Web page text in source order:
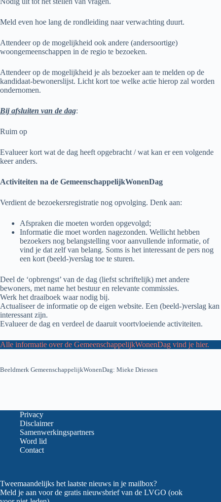
Meld even hoe lang de rondleiding naar verwachting duurt.
Attendeer op de mogelijkheid ook andere (andersoortige)
woongemeenschappen in de regio te bezoeken.
Attendeer op de mogelijkheid je als bezoeker aan te melden op de
kandidaat-bewonerslijst. Licht kort toe welke actie hierop zal worden
ondernomen.
Bij afsluiten van de dag:
Ruim op
Evalueer kort wat de dag heeft opgebracht / wat kan er een volgende
keer anders.
Activiteiten na de GemeenschappelijkWonenDag
Verdient de bezoekersregistratie nog opvolging. Denk aan:
Afspraken die moeten worden opgevolgd;
Informatie die moet worden nagezonden. Wellicht hebben
bezoekers nog belangstelling voor aanvullende informatie, of
vind je dat zelf van belang. Soms is het interessant de pers nog
een kort (beeld-)verslag toe te sturen.
Deel de ‘opbrengst’ van de dag (liefst schriftelijk) met andere
bewoners, met name het bestuur en relevante commissies.
Werk het draaiboek waar nodig bij.
Actualiseer de informatie op de eigen website. Een (beeld-)verslag kan
interessant zijn.
Evalueer de dag en verdeel de daaruit voortvloeiende activiteiten.
Alle informatie over de GemeenschappelijkWonenDag vind je hier.
Beeldmerk GemeenschappelijkWonenDag: Mieke Driessen
Privacy
Disclaimer
Samenwerkingspartners
Word lid
Contact
Tweemaandelijks het laatste nieuws in je mailbox?
Meld je aan voor de gratis nieuwsbrief van de LVGO (ook